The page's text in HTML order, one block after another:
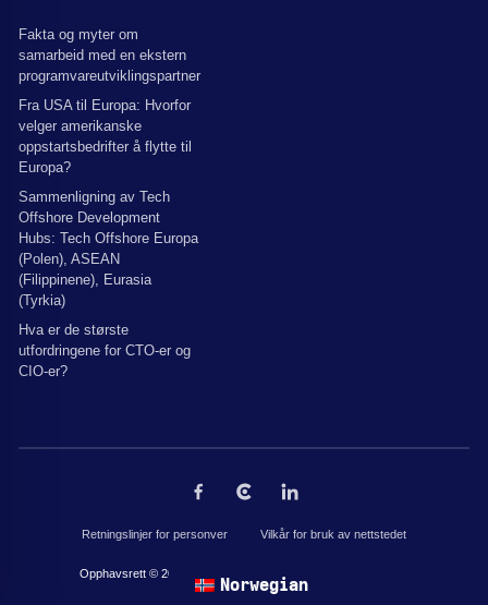
Fakta og myter om
samarbeid med en ekstern
programvareutviklingspartner
Fra USA til Europa: Hvorfor
velger amerikanske
oppstartsbedrifter å flytte til
Europa?
Sammenligning av Tech
Offshore Development
Hubs: Tech Offshore Europa
(Polen), ASEAN
(Filippinene), Eurasia
(Tyrkia)
Hva er de største
utfordringene for CTO-er og
CIO-er?
Retningslinjer for personver Vilkår for bruk av nettstedet
Opphavsrett © 2026 av The Codest. Alle rettigheter forbeholdt.
Norwegian